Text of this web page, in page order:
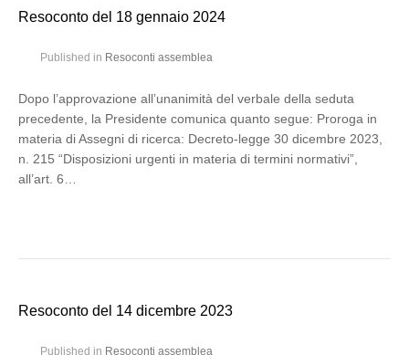
Resoconto del 18 gennaio 2024
Published in Resoconti assemblea
Dopo l’approvazione all’unanimità del verbale della seduta
precedente, la Presidente comunica quanto segue: Proroga in
materia di Assegni di ricerca: Decreto-legge 30 dicembre 2023,
n. 215 “Disposizioni urgenti in materia di termini normativi”,
all’art. 6…
Resoconto del 14 dicembre 2023
Published in Resoconti assemblea